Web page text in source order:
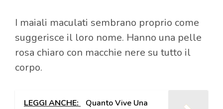
I maiali maculati sembrano proprio come
suggerisce il loro nome. Hanno una pelle
rosa chiaro con macchie nere su tutto il
corpo.
LEGGI ANCHE:
Quanto Vive Una